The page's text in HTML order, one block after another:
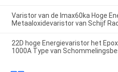
Varistor van de Imax60ka Hoge
Metaaloxidevaristor van Schijf
22D hoge Energievaristor het
1000A Type van